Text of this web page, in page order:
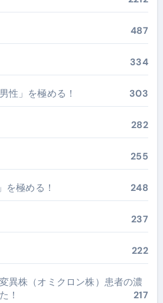
487
334
性」を極める！ 303
282
255
を極める！ 248
237
222
異株（オミクロン株）患者の濃
！
217